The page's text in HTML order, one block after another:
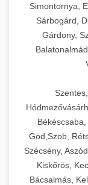
Simontornya,
Sárbogárd,
Gárdony,
Göd,Szob,
Szécsény,
Kiskőrös,
Bácsalmás,